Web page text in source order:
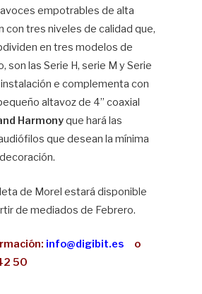
empotrables de alta
con tres niveles de calidad que,
en tres modelos de
son las Serie H, serie M y Serie
e complementa con
altavoz de 4” coaxial
Harmonyque hará las
que desean la mínima
de Morel estará disponible
de mediados de Febrero.
info@digibit.es o
50